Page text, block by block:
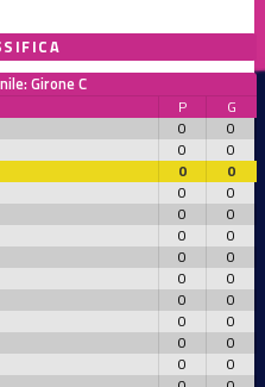
Girone C
P
G
0
0
0
0
0
0
0
0
0
0
0
0
0
0
0
0
0
0
0
0
0
0
0
0